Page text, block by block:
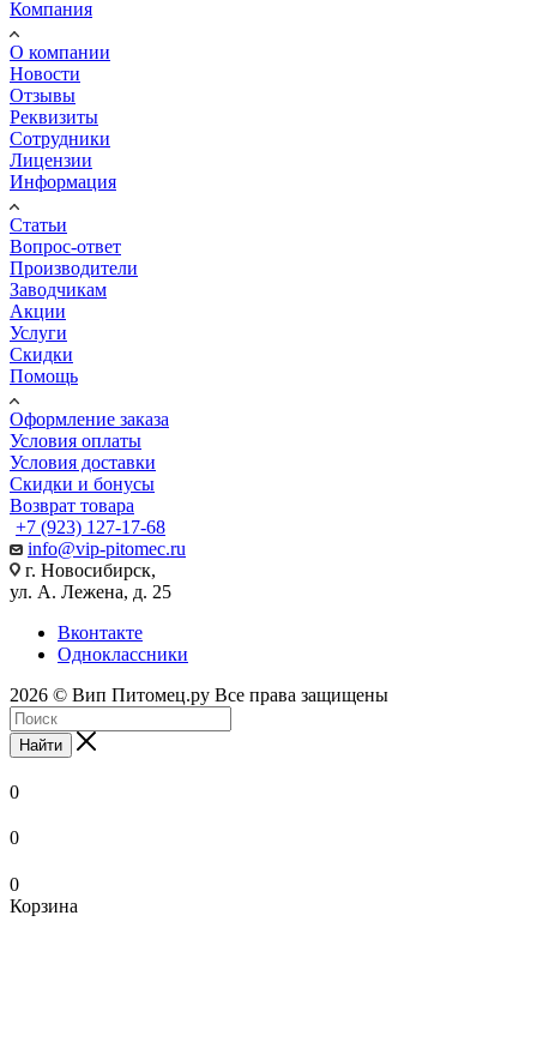
Компания
О компании
Новости
Отзывы
Реквизиты
Сотрудники
Лицензии
Информация
Статьи
Вопрос-ответ
Производители
Заводчикам
Акции
Услуги
Скидки
Помощь
Оформление заказа
Условия оплаты
Условия доставки
Скидки и бонусы
Возврат товара
+7 (923) 127-17-68
info@vip-pitomec.ru
г. Новосибирск,
ул. А. Лежена, д. 25
Вконтакте
Одноклассники
2026 © Вип Питомец.ру Все права защищены
Найти
0
0
0
Корзина